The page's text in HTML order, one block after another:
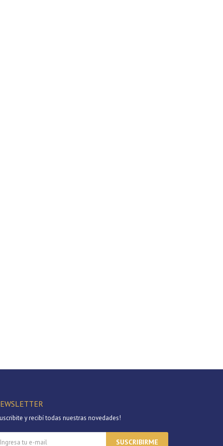
y recibí todas nuestras novedades!
SUSCRIBIRME